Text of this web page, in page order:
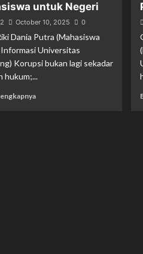
untuk Negeri
October 10, 2025 0
Dania Putra (Mahasiswa
Universitas
Korupsi bukan lagi sekadar
hukum;...